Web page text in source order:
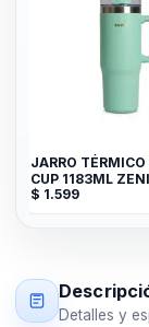
JARRO TÉRMICO SPOTIE
CUP 1183ML
AGUA
$ 1.599
Detalles y